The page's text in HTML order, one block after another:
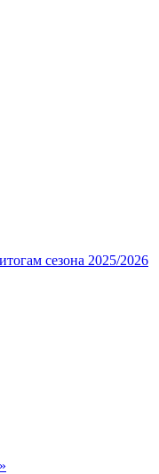
сезона 2025/2026